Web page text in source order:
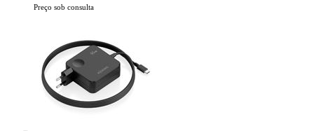
Preço sob consulta